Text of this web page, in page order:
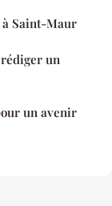
Saint-Maur
un
un avenir